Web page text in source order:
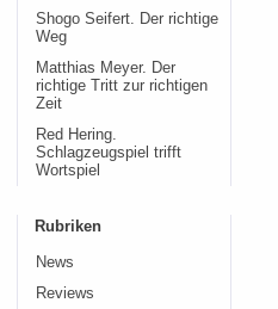
Shogo Seifert. Der richtige
Weg
Matthias Meyer. Der
richtige Tritt zur richtigen
Zeit
Red Hering.
Schlagzeugspiel trifft
Wortspiel
Rubriken
News
Reviews